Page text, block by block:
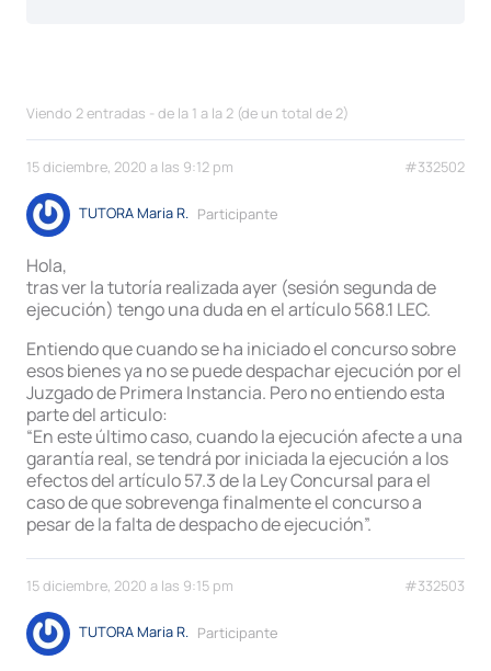
Viendo 2 entradas - de la 1 a la 2 (de un total de 2)
15 diciembre, 2020 a las 9:12 pm #332502
TUTORA Maria R. Participante
Hola,
tras ver la tutoría realizada ayer (sesión segunda de
ejecución) tengo una duda en el artículo 568.1 LEC.
Entiendo que cuando se ha iniciado el concurso sobre
esos bienes ya no se puede despachar ejecución por el
Juzgado de Primera Instancia. Pero no entiendo esta
parte del articulo:
“En este último caso, cuando la ejecución afecte a una
garantía real, se tendrá por iniciada la ejecución a los
efectos del artículo 57.3 de la Ley Concursal para el
caso de que sobrevenga finalmente el concurso a
pesar de la falta de despacho de ejecución”.
15 diciembre, 2020 a las 9:15 pm #332503
TUTORA Maria R. Participante